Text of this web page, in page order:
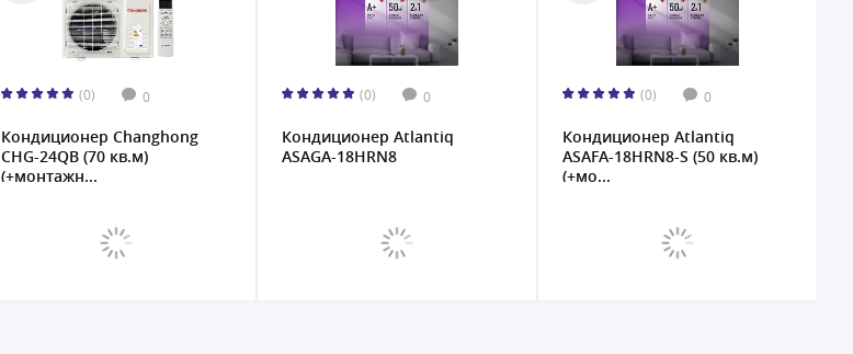
(0) 0
Кондиционер Changhong
CHG-24QB (70 кв.м)
(+монтажн...
(0) 0
Кондиционер Atlantiq
ASAGA-18HRN8
(0) 0
Кондиционер Atlantiq
ASAFA-18HRN8-S (50 кв.м)
(+мо...